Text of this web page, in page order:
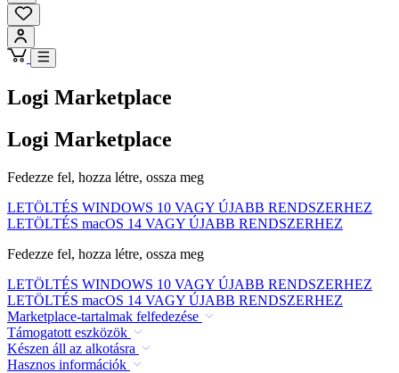
Logi Marketplace
Logi Marketplace
Fedezze fel, hozza létre, ossza meg
LETÖLTÉS WINDOWS 10 VAGY ÚJABB RENDSZERHEZ
LETÖLTÉS macOS 14 VAGY ÚJABB RENDSZERHEZ
Fedezze fel, hozza létre, ossza meg
LETÖLTÉS WINDOWS 10 VAGY ÚJABB RENDSZERHEZ
LETÖLTÉS macOS 14 VAGY ÚJABB RENDSZERHEZ
Marketplace-tartalmak felfedezése
Támogatott eszközök
Készen áll az alkotásra
Hasznos információk